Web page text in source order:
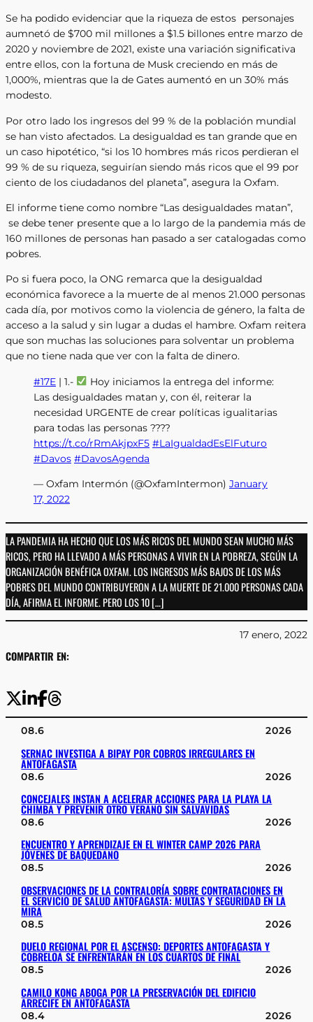
Se ha podido evidenciar que la riqueza de estos personajes
aumnetó de $700 mil millones a $1.5 billones entre marzo de
2020 y noviembre de 2021, existe una variación significativa
entre ellos, con la fortuna de Musk creciendo en más de
1,000%, mientras que la de Gates aumentó en un 30% más
modesto.
Por otro lado los ingresos del 99 % de la población mundial
se han visto afectados. La desigualdad es tan grande que en
un caso hipotético, “si los 10 hombres más ricos perdieran el
99 % de su riqueza, seguirían siendo más ricos que el 99 por
ciento de los ciudadanos del planeta”, asegura la Oxfam.
El informe tiene como nombre “Las desigualdades matan”,
se debe tener presente que a lo largo de la pandemia más de
160 millones de personas han pasado a ser catalogadas como
pobres.
Po si fuera poco, la ONG remarca que la desigualdad
económica favorece a la muerte de al menos 21.000 personas
cada día, por motivos como la violencia de género, la falta de
acceso a la salud y sin lugar a dudas el hambre. Oxfam reitera
que son muchas las soluciones para solventar un problema
que no tiene nada que ver con la falta de dinero.
#17E | 1.-
Hoy iniciamos la entrega del informe:
Las desigualdades matan y, con él, reiterar la
necesidad URGENTE de crear políticas igualitarias
para todas las personas ????
https://t.co/rRmAkjpxF5 #LaIgualdadEsElFuturo
#Davos #DavosAgenda
— Oxfam Intermón (@OxfamIntermon) January
17, 2022
LA PANDEMIA HA HECHO QUE LOS MÁS RICOS DEL MUNDO SEAN MUCHO MÁS
RICOS, PERO HA LLEVADO A MÁS PERSONAS A VIVIR EN LA POBREZA, SEGÚN LA
ORGANIZACIÓN BENÉFICA OXFAM. LOS INGRESOS MÁS BAJOS DE LOS MÁS
POBRES DEL MUNDO CONTRIBUYERON A LA MUERTE DE 21.000 PERSONAS CADA
DÍA, AFIRMA EL INFORME. PERO LOS 10 […]
COMPARTIR EN:
17 enero, 2022
08.6 2026
SERNAC INVESTIGA A BIPAY POR COBROS IRREGULARES EN
ANTOFAGASTA
08.6 2026
CONCEJALES INSTAN A ACELERAR ACCIONES PARA LA PLAYA LA
CHIMBA Y PREVENIR OTRO VERANO SIN SALVAVIDAS
08.6 2026
ENCUENTRO Y APRENDIZAJE EN EL WINTER CAMP 2026 PARA
JÓVENES DE BAQUEDANO
08.5 2026
OBSERVACIONES DE LA CONTRALORÍA SOBRE CONTRATACIONES EN
EL SERVICIO DE SALUD ANTOFAGASTA: MULTAS Y SEGURIDAD EN LA
MIRA
08.5 2026
DUELO REGIONAL POR EL ASCENSO: DEPORTES ANTOFAGASTA Y
COBRELOA SE ENFRENTARÁN EN LOS CUARTOS DE FINAL
08.5 2026
CAMILO KONG ABOGA POR LA PRESERVACIÓN DEL EDIFICIO
ARRECIFE EN ANTOFAGASTA
08.4 2026